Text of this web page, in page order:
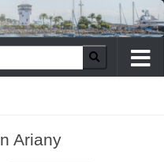
Ariany